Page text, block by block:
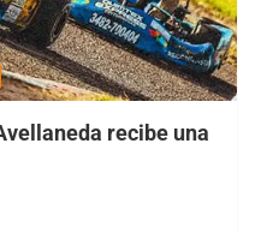
recibe una